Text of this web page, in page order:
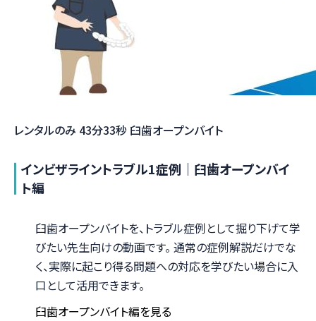
レンタルのみ 43分33秒 臼歯オープンバイト
インビザライントラブル1症例｜臼歯オープンバイ
ト編
臼歯オープンバイトを、トラブル症例として掘り下げて学
びたい先生向けの動画です。 通常の症例解説だけでな
く、実際に起こり得る問題への対応を学びたい場合に入
口として活用できます。
臼歯オープンバイト編を見る